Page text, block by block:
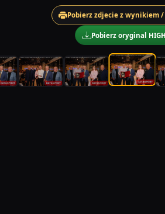
Pobierz zdjecie z wynikiem
Pobierz oryginal